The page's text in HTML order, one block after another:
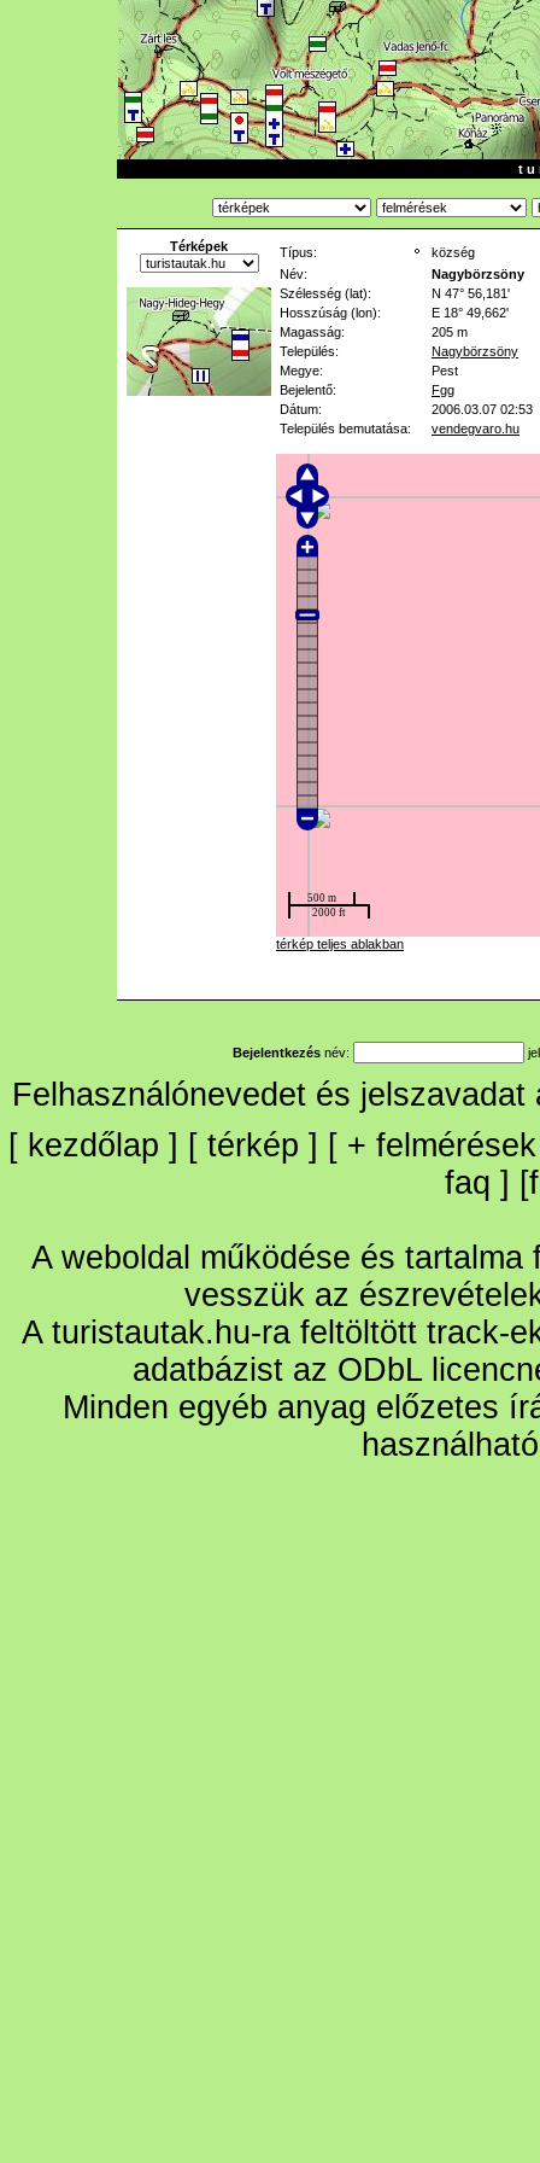
t u
Térképek Típus:
község
Név:
Nagybörzsöny
Szélesség (lat):
N 47° 56,181'
Hosszúság (lon):
E 18° 49,662'
Magasság:
205 m
Település:
Nagybörzsöny
Megye:
Pest
Bejelentő:
Fgg
Dátum:
2006.03.07 02:53
Település bemutatása:
vendegvaro.hu
térkép teljes ablakban
Bejelentkezés név:
Felhasználónevedet és
[ kezdőlap ] [ térkép ] [ + felmérések
faq ] [
A weboldal működése és
vesszük az
A turistautak.hu-ra feltöltött track-
adatbázist az ODbL
Minden egyéb anyag előzetes